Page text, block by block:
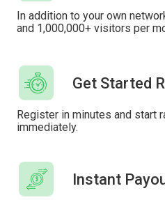
In addition to your own
and 1,000,000+ visitors per
Get Started
Register in minutes and start
immediately.
Instant